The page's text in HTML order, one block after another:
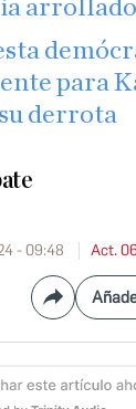
para
derrota
- 09:48 Act.
Compartir